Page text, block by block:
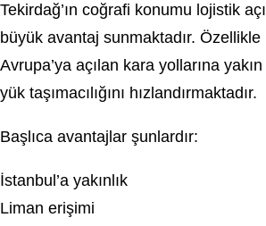
Tekirdağ’ın coğrafi konumu lojistik
büyük avantaj sunmaktadır. Özellikle
Avrupa’ya açılan kara yollarına yakın
yük taşımacılığını hızlandırmaktadır.
Başlıca avantajlar şunlardır:
İstanbul’a yakınlık
Liman erişimi